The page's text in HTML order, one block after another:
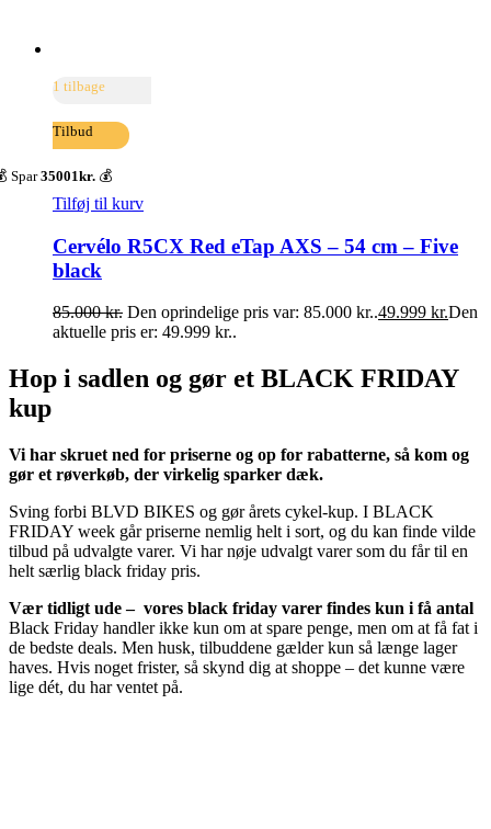
1 tilbage
Tilbud
Spar35001kr.💰
Tilføj til kurv
Cervélo R5CX Red eTap AXS – 54 cm – Five
black
85.000kr. Den oprindelige pris var: 85.000 kr..49.999 kr.Den
aktuelle pris er: 49.999 kr..
Hop i sadlen og gør et BLACK FRIDAY
kup
Vi har skruet ned for priserne og op for rabatterne, så kom og
gør et røverkøb, der virkelig sparker dæk.
Sving forbi BLVD BIKES og gør årets cykel-kup. I BLACK
FRIDAY week går priserne nemlig helt i sort, og du kan finde vilde
tilbud på udvalgte varer. Vi har nøje udvalgt varer som du får til en
helt særlig black friday pris.
Vær tidligt ude – vores black friday varer findes kun i få antal
Black Friday handler ikke kun om at spare penge, men om at få fat i
de bedste deals. Men husk, tilbuddene gælder kun så længe lager
haves. Hvis noget frister, så skynd dig at shoppe – det kunne være
lige dét, du har ventet på.